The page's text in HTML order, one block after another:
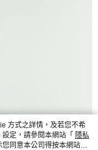
方式之詳情，及若您不希
定，請參閱本網站「 隱私
同意本公司得按本網站使